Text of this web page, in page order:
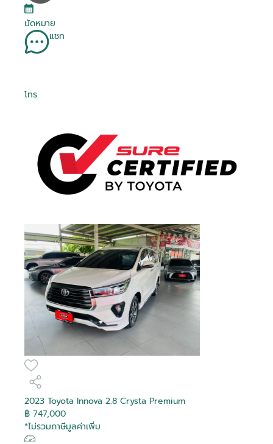
นัดหมาย
แชท
โทร
2023 Toyota Innova 2.8 Crysta Premium
฿ 747,000
*ไม่รวมภาษีมูลค่าเพิ่ม